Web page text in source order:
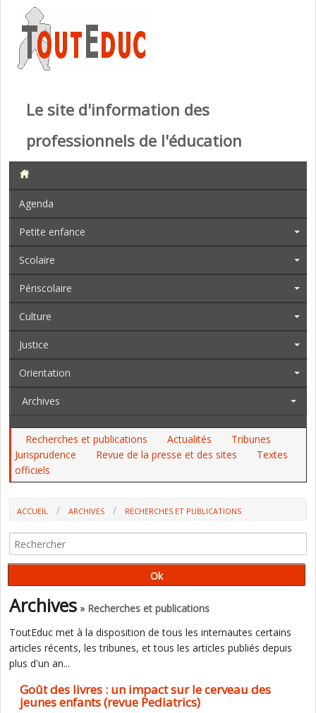
Le site d'information des
professionnels de l'éducation
Agenda
Petite enfance
Scolaire
Périscolaire
Culture
Justice
Orientation
Archives
Recherches et publications Actualités
Tribunes
Jurisprudence
Revue de la presse et des sites
Textes
officiels
ACCUEIL ARCHIVES
RECHERCHES ET PUBLICATIONS
(REVUE PEDIATRICS)
Archives » Recherches et publications
ToutEduc met à la disposition de tous les internautes certains
articles récents, les tribunes, et tous les articles publiés depuis
plus d'un an...
Goût des livres : un impact sur le cerveau des
jeunes enfants (revue Pediatrics)